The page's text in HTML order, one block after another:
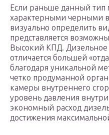
Если раньше данный тип
характерными черными
визуально определить
представляется
Высокий КПД. Дизельное
отличается большей
благодаря уникальной
четко продуманной
камеры внутреннего
уровень давления
экономный расход
достижения